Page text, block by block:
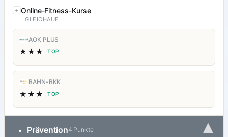
Online-Fitness-Kurse
GLEICHAUF
AOK PLUS
★★★ TOP
BAHN-BKK
★★★ TOP
• Prävention4 Punkte ▾